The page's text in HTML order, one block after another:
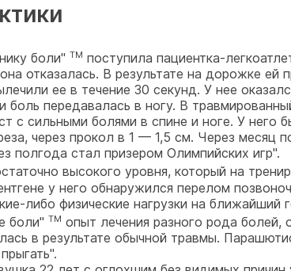
боли" TM поступила пациентка-
отказалась. В результате на дорожке ей
ее в течение 30 секунд. У нее
передавалась в ногу. В
с сильными болями в спине и ноге. У
через прокол в 1 — 1,5 см. Через месяц
полгода стал призером Олимпийских игр".
высокого уровня, который на
у него обнаружился перелом
либо физические нагрузки на
боли" TM опыт лечения разного рода болей,
в результате обычной травмы.